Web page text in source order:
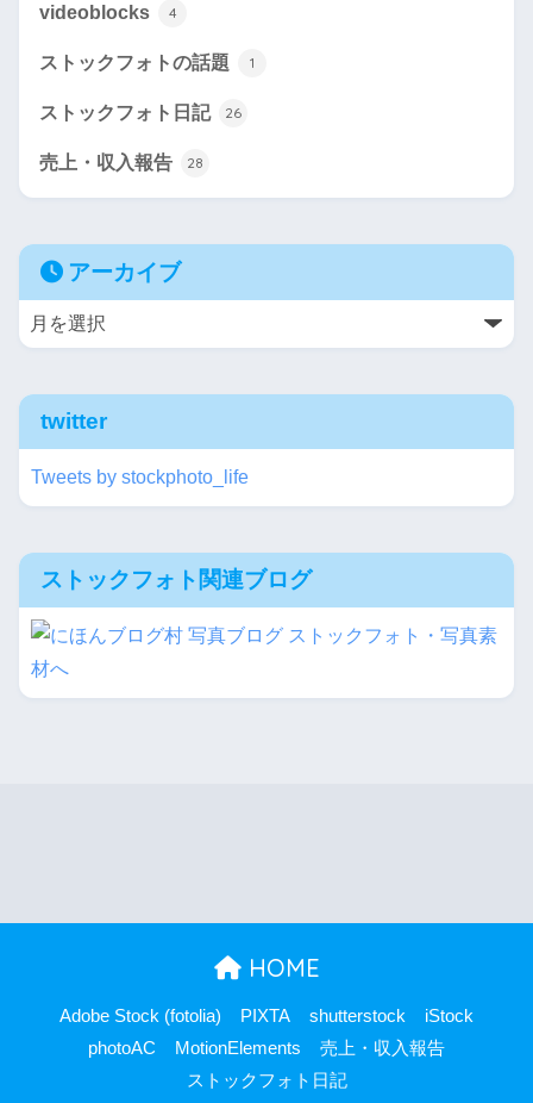
videoblocks 4
ストックフォトの話題 1
ストックフォト日記 26
売上・収入報告 28
アーカイブ
twitter
Tweets by stockphoto_life
ストックフォト関連ブログ
HOME
Adobe Stock (fotolia) PIXTA shutterstock
iStock
photoAC
MotionElements
売上・収入報告
ストックフォト日記